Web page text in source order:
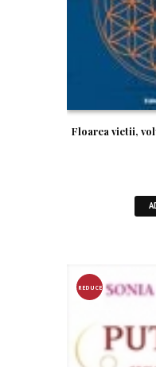
Floarea vietii,
REDUCE